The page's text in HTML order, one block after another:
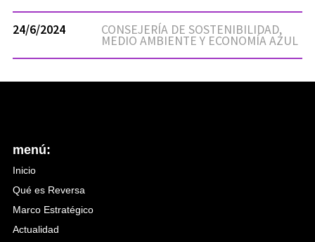
24/6/2024 CONSEJERÍA DE SOSTENIBILIDAD,
MEDIO AMBIENTE Y ECONOMÍA AZUL
menú:
Inicio
Qué es Reversa
Marco Estratégico
Actualidad